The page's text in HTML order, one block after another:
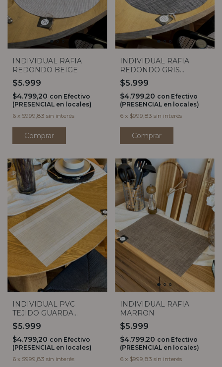
INDIVIDUAL RAFIA
REDONDO BEIGE
$5.999
$4.799,20 con Efectivo
(PRESENCIAL en locales)
6 x $999,83 sin interés
INDIVIDUAL RAFIA
REDONDO GRIS
JASPEADO
$5.999
$4.799,20 con Efectivo
(PRESENCIAL en locales)
6 x $999,83 sin interés
INDIVIDUAL PVC
TEJIDO GUARDA
NATURAL
$5.999
$4.799,20 con Efectivo
(PRESENCIAL en locales)
6 x $999,83 sin interés
INDIVIDUAL RAFIA
MARRON
$5.999
$4.799,20 con Efectivo
(PRESENCIAL en locales)
6 x $999,83 sin interés